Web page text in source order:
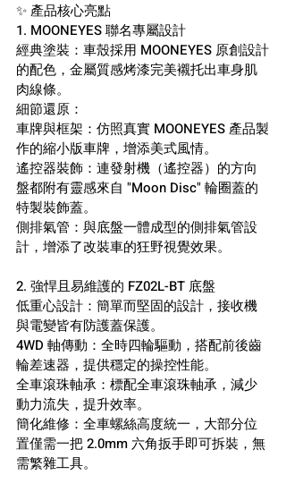
✨ 產品核心亮點
1. MOONEYES 聯名專屬設計
經典塗裝：車殼採用 MOONEYES 原創設計
的配色，金屬質感烤漆完美襯托出車身肌
肉線條。
細節還原：
車牌與框架：仿照真實 MOONEYES 產品製
作的縮小版車牌，增添美式風情。
遙控器裝飾：連發射機（遙控器）的方向
盤都附有靈感來自 "Moon Disc" 輪圈蓋的
特製裝飾蓋。
側排氣管：與底盤一體成型的側排氣管設
計，增添了改裝車的狂野視覺效果。
2. 強悍且易維護的 FZ02L-BT 底盤
低重心設計：簡單而堅固的設計，接收機
與電變皆有防護蓋保護。
4WD 軸傳動：全時四輪驅動，搭配前後齒
輪差速器，提供穩定的操控性能。
全車滾珠軸承：標配全車滾珠軸承，減少
動力流失，提升效率。
簡化維修：全車螺絲高度統一，大部分位
置僅需一把 2.0mm 六角扳手即可拆裝，無
需繁雜工具。